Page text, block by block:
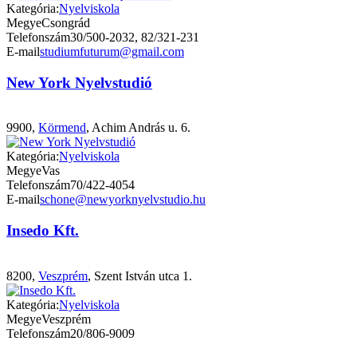
Kategória:Nyelviskola
MegyeCsongrád
Telefonszám30/500-2032, 82/321-231
E-mailstudiumfuturum@gmail.com
New York Nyelvstudió
9900, Körmend, Achim András u. 6.
Kategória:Nyelviskola
MegyeVas
Telefonszám70/422-4054
E-mailschone@newyorknyelvstudio.hu
Insedo Kft.
8200, Veszprém, Szent István utca 1.
Kategória:Nyelviskola
MegyeVeszprém
Telefonszám20/806-9009